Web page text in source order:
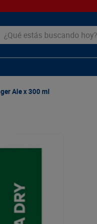
estás buscando hoy?
Ale x 300 ml